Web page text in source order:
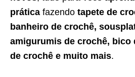
prática fazendo tapete de
banheiro de crochê,
amigurumis de crochê, bico
de crochê e muito mais.